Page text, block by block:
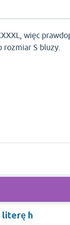
więc
S bluzy.
literę h